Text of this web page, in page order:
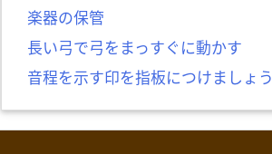
楽器の保管
長い弓で弓をまっすぐに動かす
音程を示す印を指板につけましょう